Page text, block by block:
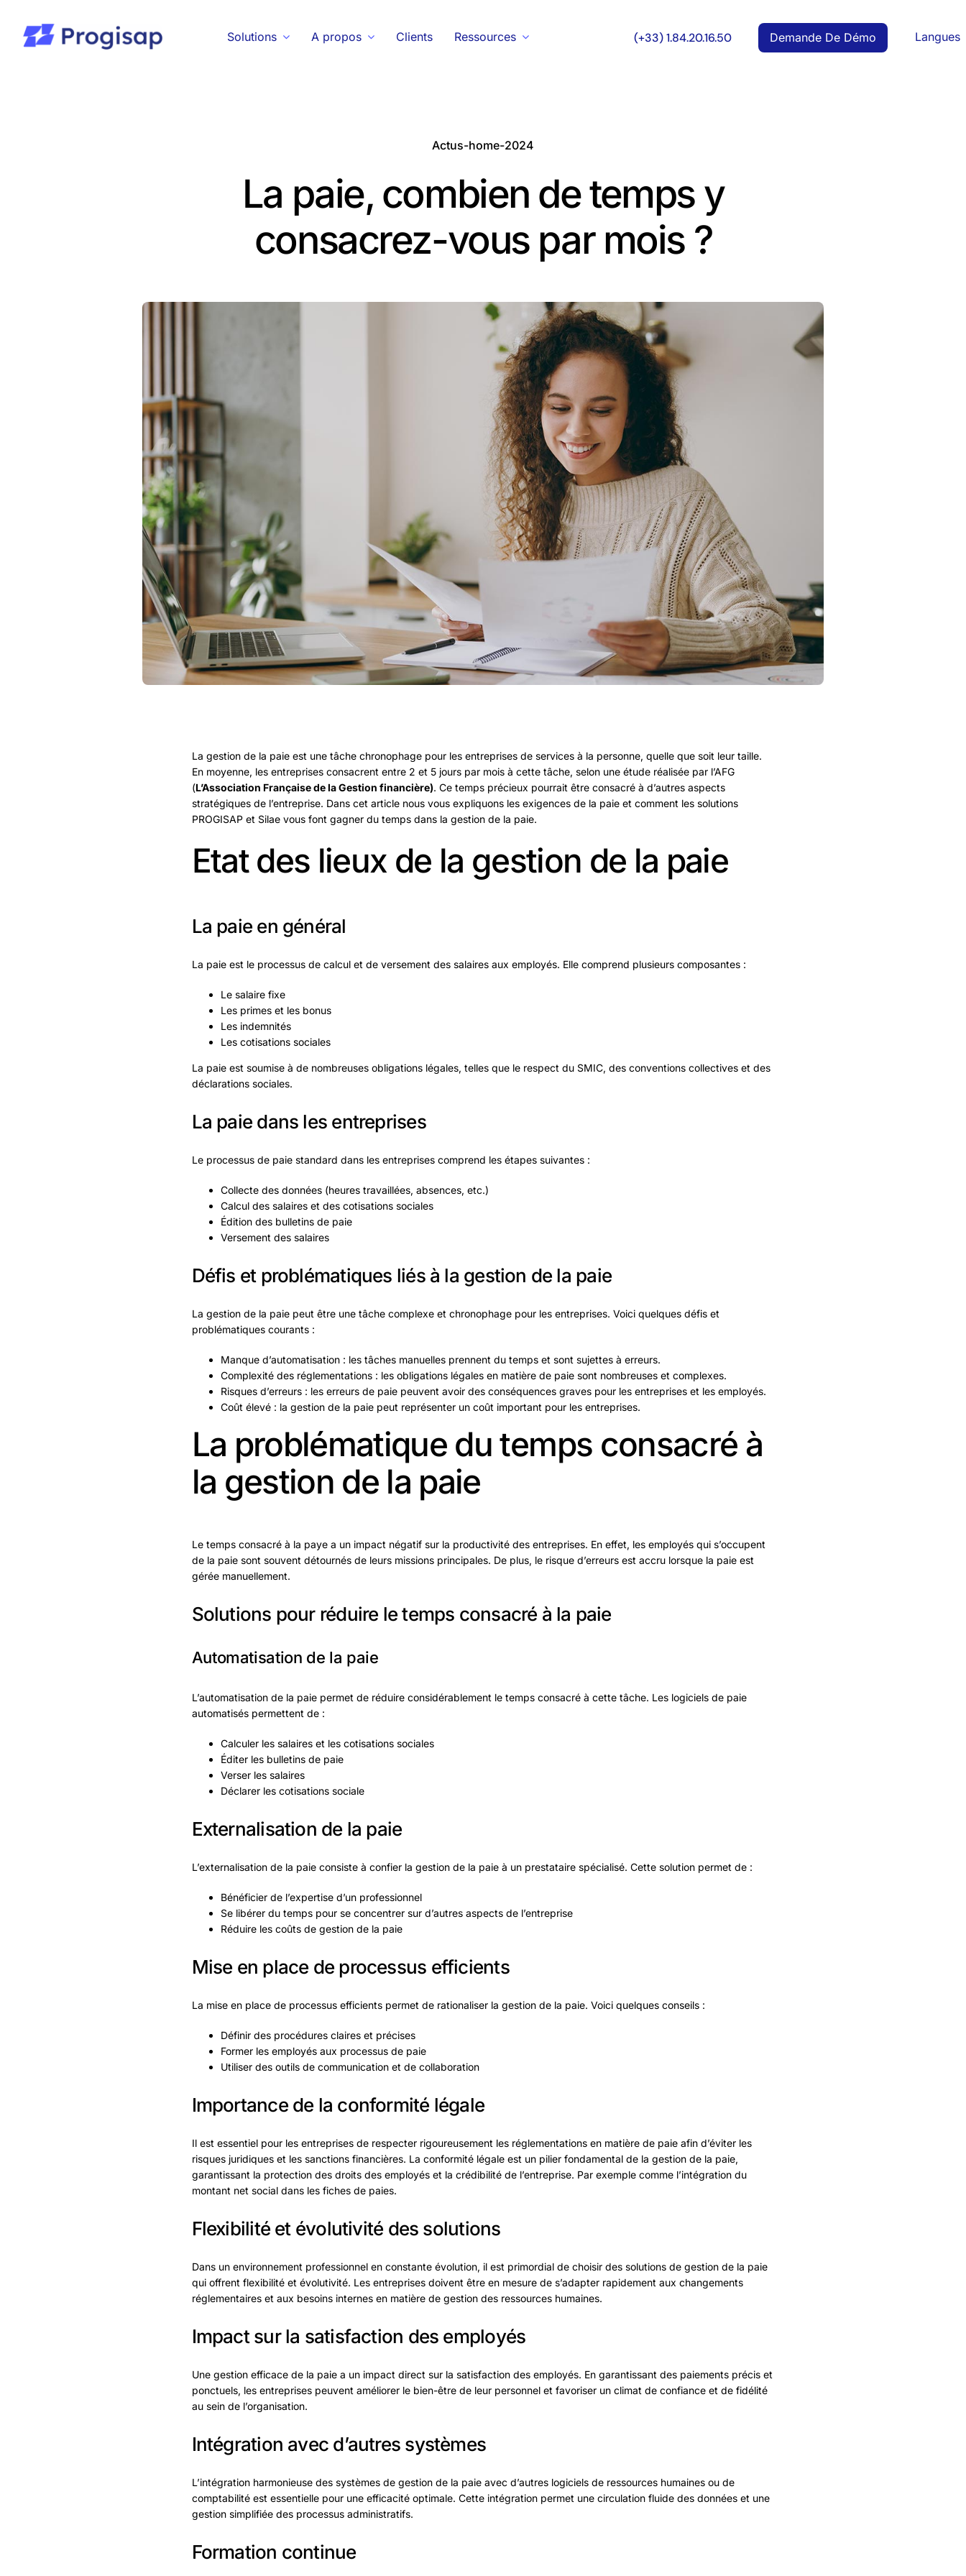
contenu
Solutions A propos Clients Ressources (+33) 1.84.20.16.50 Demande De Démo Langues
Actus-home-2024
La paie, combien de temps y
consacrez-vous par mois ?
La gestion de la paie est une tâche chronophage pour les entreprises de services à la personne, quelle que soit leur taille.
En moyenne, les entreprises consacrent entre 2 et 5 jours par mois à cette tâche, selon une étude réalisée par l’AFG
(L’Association Française de la Gestion financière). Ce temps précieux pourrait être consacré à d’autres aspects
stratégiques de l’entreprise. Dans cet article nous vous expliquons les exigences de la paie et comment les solutions
PROGISAP et Silae vous font gagner du temps dans la gestion de la paie.
Etat des lieux de la gestion de la paie
La paie en général
La paie est le processus de calcul et de versement des salaires aux employés. Elle comprend plusieurs composantes :
Le salaire fixe
Les primes et les bonus
Les indemnités
Les cotisations sociales
La paie est soumise à de nombreuses obligations légales, telles que le respect du SMIC, des conventions collectives et des
déclarations sociales.
La paie dans les entreprises
Le processus de paie standard dans les entreprises comprend les étapes suivantes :
Collecte des données (heures travaillées, absences, etc.)
Calcul des salaires et des cotisations sociales
Édition des bulletins de paie
Versement des salaires
Défis et problématiques liés à la gestion de la paie
La gestion de la paie peut être une tâche complexe et chronophage pour les entreprises. Voici quelques défis et
problématiques courants :
Manque d’automatisation : les tâches manuelles prennent du temps et sont sujettes à erreurs.
Complexité des réglementations : les obligations légales en matière de paie sont nombreuses et complexes.
Risques d’erreurs : les erreurs de paie peuvent avoir des conséquences graves pour les entreprises et les employés.
Coût élevé : la gestion de la paie peut représenter un coût important pour les entreprises.
La problématique du temps consacré à
la gestion de la paie
Le temps consacré à la paye a un impact négatif sur la productivité des entreprises. En effet, les employés qui s’occupent
de la paie sont souvent détournés de leurs missions principales. De plus, le risque d’erreurs est accru lorsque la paie est
gérée manuellement.
Solutions pour réduire le temps consacré à la paie
Automatisation de la paie
L’automatisation de la paie permet de réduire considérablement le temps consacré à cette tâche. Les logiciels de paie
automatisés permettent de :
Calculer les salaires et les cotisations sociales
Éditer les bulletins de paie
Verser les salaires
Déclarer les cotisations sociale
Externalisation de la paie
L’externalisation de la paie consiste à confier la gestion de la paie à un prestataire spécialisé. Cette solution permet de :
Bénéficier de l’expertise d’un professionnel
Se libérer du temps pour se concentrer sur d’autres aspects de l’entreprise
Réduire les coûts de gestion de la paie
Mise en place de processus efficients
La mise en place de processus efficients permet de rationaliser la gestion de la paie. Voici quelques conseils :
Définir des procédures claires et précises
Former les employés aux processus de paie
Utiliser des outils de communication et de collaboration
Importance de la conformité légale
Il est essentiel pour les entreprises de respecter rigoureusement les réglementations en matière de paie afin d’éviter les
risques juridiques et les sanctions financières. La conformité légale est un pilier fondamental de la gestion de la paie,
garantissant la protection des droits des employés et la crédibilité de l’entreprise. Par exemple comme l’intégration du
montant net social dans les fiches de paies.
Flexibilité et évolutivité des solutions
Dans un environnement professionnel en constante évolution, il est primordial de choisir des solutions de gestion de la paie
qui offrent flexibilité et évolutivité. Les entreprises doivent être en mesure de s’adapter rapidement aux changements
réglementaires et aux besoins internes en matière de gestion des ressources humaines.
Impact sur la satisfaction des employés
Une gestion efficace de la paie a un impact direct sur la satisfaction des employés. En garantissant des paiements précis et
ponctuels, les entreprises peuvent améliorer le bien-être de leur personnel et favoriser un climat de confiance et de fidélité
au sein de l’organisation.
Intégration avec d’autres systèmes
L’intégration harmonieuse des systèmes de gestion de la paie avec d’autres logiciels de ressources humaines ou de
comptabilité est essentielle pour une efficacité optimale. Cette intégration permet une circulation fluide des données et une
gestion simplifiée des processus administratifs.
Formation continue